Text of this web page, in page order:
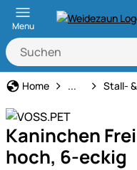
Menu
Home Haus und Hof
... Stall-
Kaninchen
hoch, 6-eckig